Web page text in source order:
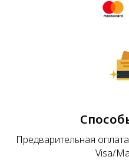
Предварительная
Visa/